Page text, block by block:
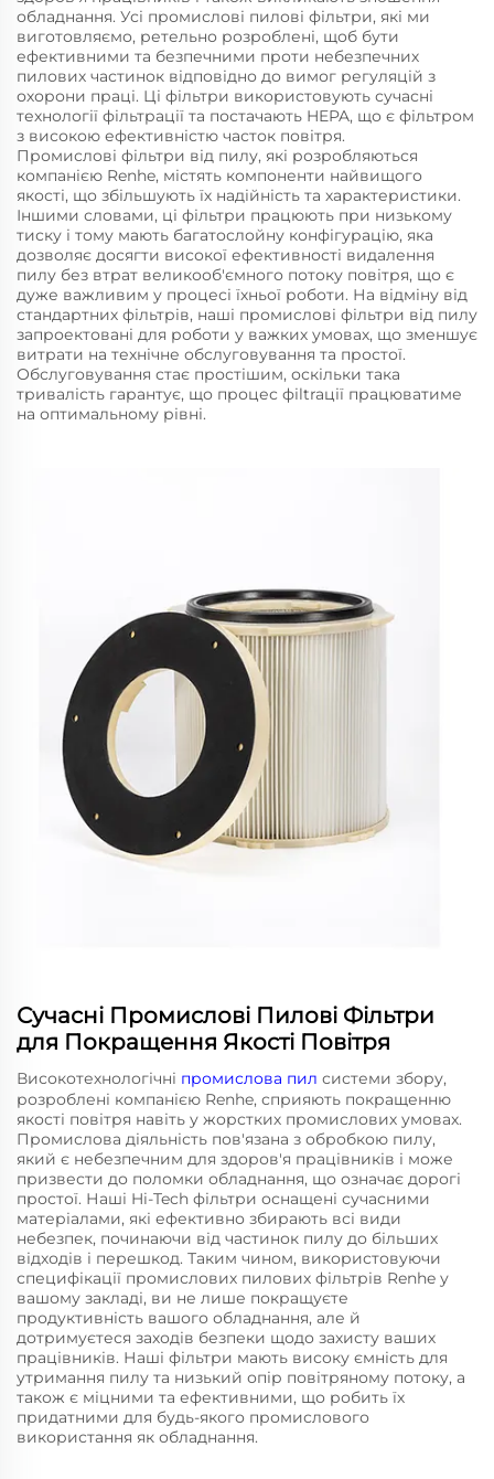
обладнання. Усі промислові пилові фільтри, які ми
виготовляємо, ретельно розроблені, щоб бути
ефективними та безпечними проти небезпечних
пилових частинок відповідно до вимог регуляцій з
охорони праці. Ці фільтри використовують сучасні
технології фільтрації та постачають HEPA, що є фільтром
з високою ефективністю часток повітря.
Промислові фільтри від пилу, які розробляються
компанією Renhe, містять компоненти найвищого
якості, що збільшують їх надійність та характеристики.
Іншими словами, ці фільтри працюють при низькому
тиску і тому мають багатослойну конфігурацію, яка
дозволяє досягти високої ефективності видалення
пилу без втрат великооб'ємного потоку повітря, що є
дуже важливим у процесі їхньої роботи. На відміну від
стандартних фільтрів, наші промислові фільтри від пилу
запроектовані для роботи у важких умовах, що зменшує
витрати на технічне обслуговування та простої.
Обслуговування стає простішим, оскільки така
тривалість гарантує, що процес фіltraції працюватиме
на оптимальному рівні.
Сучасні Промислові Пилові Фільтри
для Покращення Якості Повітря
Високотехнологічні промислова пил системи збору,
розроблені компанією Renhe, сприяють покращенню
якості повітря навіть у жорстких промислових умовах.
Промислова діяльність пов'язана з обробкою пилу,
який є небезпечним для здоров'я працівників і може
призвести до поломки обладнання, що означає дорогі
простої. Наші Hi-Tech фільтри оснащені сучасними
матеріалами, які ефективно збирають всі види
небезпек, починаючи від частинок пилу до більших
відходів і перешкод. Таким чином, використовуючи
специфікації промислових пилових фільтрів Renhe у
вашому закладі, ви не лише покращуєте
продуктивність вашого обладнання, але й
дотримуєтеся заходів безпеки щодо захисту ваших
працівників. Наші фільтри мають високу ємність для
утримання пилу та низький опір повітряному потоку, а
також є міцними та ефективними, що робить їх
придатними для будь-якого промислового
використання як обладнання.